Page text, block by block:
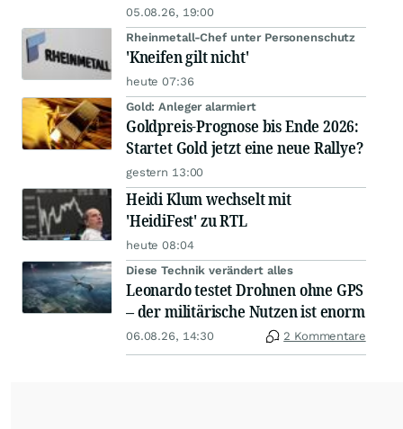
05.08.26, 19:00
Rheinmetall-Chef unter Personenschutz
'Kneifen gilt nicht'
heute 07:36
Gold: Anleger alarmiert
Goldpreis-Prognose bis Ende 2026:
Startet Gold jetzt eine neue Rallye?
gestern 13:00
Heidi Klum wechselt mit
'HeidiFest' zu RTL
heute 08:04
Diese Technik verändert alles
Leonardo testet Drohnen ohne GPS
– der militärische Nutzen ist enorm
06.08.26, 14:30 2 Kommentare